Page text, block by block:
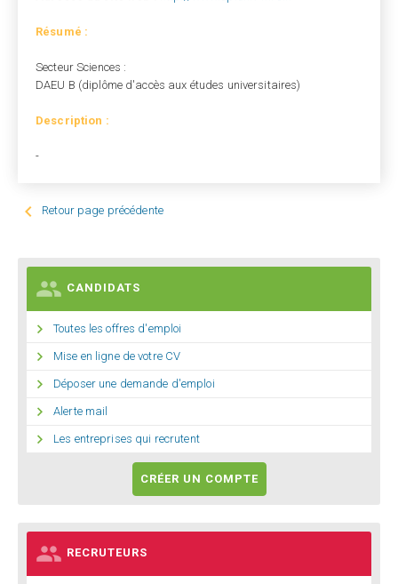
Résumé :
Secteur Sciences :
DAEU B (diplôme d'accès aux études universitaires)
Description :
-
 Retour page précédente
 CANDIDATS
 Toutes les offres d'emploi
 Mise en ligne de votre CV
 Déposer une demande d'emploi
 Alerte mail
 Les entreprises qui recrutent
CRÉER UN COMPTE
 RECRUTEURS